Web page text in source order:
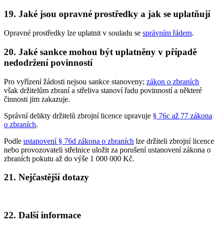
19. Jaké jsou opravné prostředky a jak se uplatňují
Opravné prostředky lze uplatnit v souladu se správním řádem.
20. Jaké sankce mohou být uplatněny v případě
nedodržení povinností
Pro vyřízení žádosti nejsou sankce stanoveny; zákon o zbraních
však držitelům zbraní a střeliva stanoví řadu povinností a některé
činnosti jim zakazuje.
Správní delikty držitelů zbrojní licence upravuje § 76c až 77 zákona
o zbraních.
Podle ustanovení § 76d zákona o zbraních lze držiteli zbrojní licence
nebo provozovateli střelnice uložit za porušení ustanovení zákona o
zbraních pokutu až do výše 1 000 000 Kč.
21. Nejčastější dotazy
22. Další informace